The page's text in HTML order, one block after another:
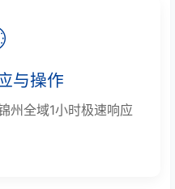
与操作
州全域1小时极速响应